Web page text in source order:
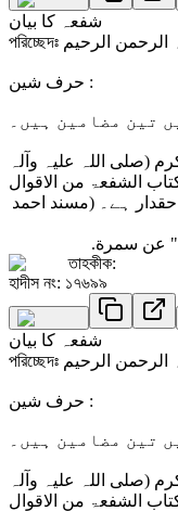
شفعہ کا بیان
حرف شین :
تین مضامین ہیں۔
(صلی اللہ علیہ وآلہ
حقدار ہے۔ (مسند احمد
তাহকীক:
হাদীস নং: ১৭৬৯৯
شفعہ کا بیان
حرف شین :
تین مضامین ہیں۔
(صلی اللہ علیہ وآلہ